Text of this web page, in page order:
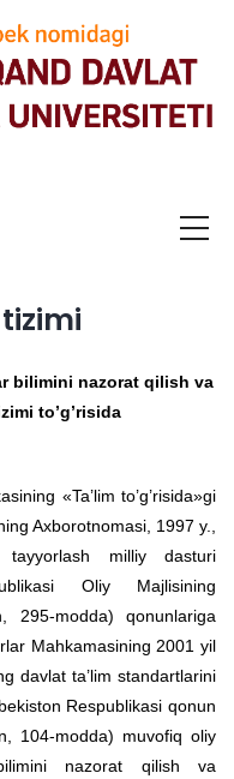
bilimini nazorat qilish va
to’g’risida
«Ta’lim to’g’risida»gi
Axborotnomasi, 1997 y.,
tayyorlash milliy dasturi
Oliy Majlisining
295-modda) qonunlariga
Mahkamasining 2001 yil
davlat ta’lim standartlarini
Respublikasi qonun
104-modda) muvofiq oliy
nazorat qilish va